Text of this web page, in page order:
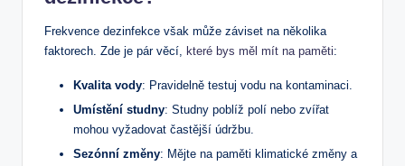
Frekvence dezinfekce však může záviset na několika
faktorech. Zde je pár věcí, které bys měl mít na paměti:
Kvalita vody: Pravidelně testuj vodu na kontaminaci.
Umístění studny: Studny poblíž polí nebo zvířat
mohou vyžadovat častější údržbu.
Sezónní změny: Mějte na paměti klimatické změny a